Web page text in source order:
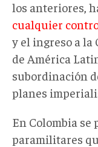
los anteriores,
cualquier
y el ingreso a la
de América
subordinación
planes
En Colombia
paramilitares